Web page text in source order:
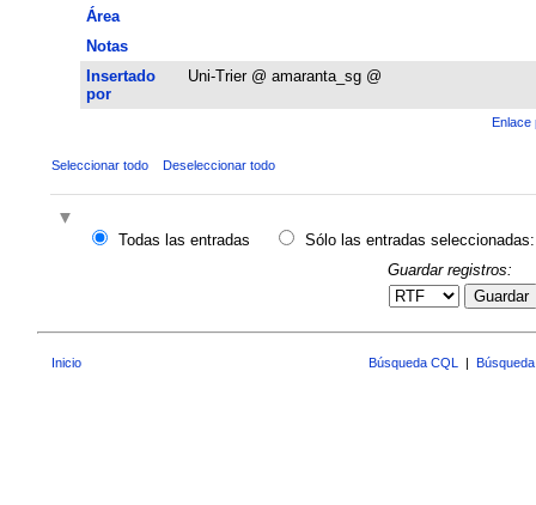
Área
Notas
Insertado
por
Uni-Trier @ amaranta_sg @
Enlace
Seleccionar todo Deseleccionar todo
Todas las entradas
Sólo las entradas seleccionadas:
Guardar registros:
Guardar
Inicio Búsqueda CQL